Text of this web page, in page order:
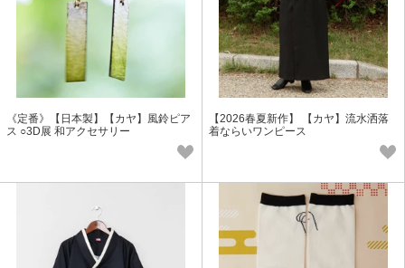
《定番》【日本製】【カヤ】風鈴ピア
ス ○3D展 和アクセサリー
【2026春夏新作】 【カヤ】流水洒落
着ならいワンピース